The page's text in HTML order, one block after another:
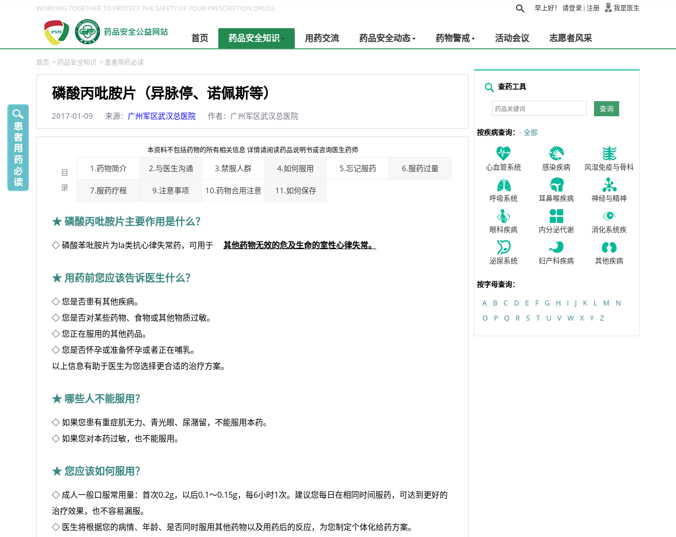
WORKING TOGETHER TO PROTECT THE SAFETY OF YOUR PRESCRIPTION DRUGS. 早上好！ 请登录 | 注册 我是医生
首页 药品安全知识 用药交流 药品安全动态 药物警戒 活动会议 志愿者风采
首页 > 药品安全知识 > 患者用药必读
磷酸丙吡胺片（异脉停、诺佩斯等）
2017-01-09 来源： 广州军区武汉总医院 作者：广州军区武汉总医院
本资料不包括药物的所有相关信息 详情请阅读药品说明书或咨询医生药师
目
录
1.药物简介 2.与医生沟通 3.禁服人群 4.如何服用 5.忘记服药 6.服药过量
7.服药疗程 9.注意事项 10.药物合用注意 11.如何保存
★ 磷酸丙吡胺片主要作用是什么？
◇ 磷酸苯吡胺片为Ia类抗心律失常药，可用于 其他药物无效的危及生命的室性心律失常。
★ 用药前您应该告诉医生什么？
◇ 您是否患有其他疾病。
◇ 您是否对某些药物、食物或其他物质过敏。
◇ 您正在服用的其他药品。
◇ 您是否怀孕或准备怀孕或者正在哺乳。
以上信息有助于医生为您选择更合适的治疗方案。
★ 哪些人不能服用？
◇ 如果您患有重症肌无力、青光眼、尿潴留，不能服用本药。
◇ 如果您对本药过敏，也不能服用。
★ 您应该如何服用？
◇ 成人一般口服常用量：首次0.2g，以后0.1～0.15g，每6小时1次。建议您每日在相同时间服药，可达到更好的
治疗效果，也不容易漏服。
◇ 医生将根据您的病情、年龄、是否同时服用其他药物以及用药后的反应，为您制定个体化给药方案。
查药工具
查询
按疾病查询： - 全部
心血管系统 感染疾病 风湿免疫与骨科
呼吸系统 耳鼻喉疾病 神经与精神
眼科疾病 内分泌代谢 消化系统疾
泌尿系统 妇产科疾病 其他疾病
按字母查询：
A
B C D E F G H I J K L M
N
O
P Q R S T U V W X Y Z